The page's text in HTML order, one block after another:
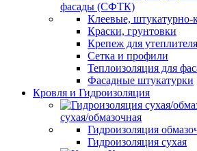
фасады (СФТК)
Клеевые, штукатурно-
Краски, грунтовки
Крепеж для утеплителя
Сетка и профили
Теплоизоляция для
Фасадные штукатурки
Кровля и Гидроизоляция
сухая/обмазочная
Гидроизоляция
Гидроизоляция сухая